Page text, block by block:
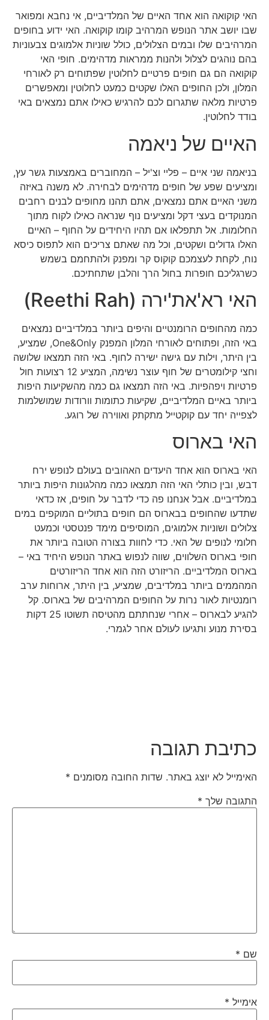
האי קוקואה הוא אחד האיים של המלדיביים, אי נחבא ומפואר
שבו יושב אתר הנופש המרהיב קומו קוקואה. האי ידוע בחופים
המרהיבים שלו ובמים הצלולים, כולל שוניות אלמוגים צבעוניות
בהם נוהגים לצלול ולהנות ממראות מדהימים. חופי האי
קוקואה הם גם חופים פרטיים לחלוטין שפתוחים רק לאורחי
המלון, ולכן החופים האלו שקטים כמעט לחלוטין ומאפשרים
פרטיות מלאה שתגרום לכם להרגיש כאילו אתם נמצאים באי
בודד לחלוטין.
האיים של ניאמה
בניאמה שני איים – פליי וצ'יל – המחוברים באמצעות גשר עץ,
ומציעים שפע של חופים מדהימים לבחירה. לא משנה באיזה
משני האיים אתם נמצאים, אתם תהנו מחופים לבנים רחבים
המנוקדים בעצי דקל ומציעים נוף שנראה כאילו לקוח מתוך
החלומות. אל תתפלאו אם תהיו היחידים על החוף – האיים
האלו גדולים ושקטים, וכל מה שאתם צריכים הוא לתפוס כיסא
נוח, לקחת לעצמכם קוקוס קר ומפנק ולהתחמם בשמש
כשרגליכם חופרות בחול הרך והלבן שתחתיכם.
האי רא'את'ירה (Reethi Rah)
כמה מהחופים הרומנטיים והיפים ביותר במלדיביים נמצאים
באי הזה, ופתוחים לאורחי המלון המפנק One&Only, שמציע,
בין היתר, וילות עם גישה ישירה לחוף. באי הזה תמצאו שלושה
וחצי קילומטרים של חוף עוצר נשימה, המציע 12 רצועות חול
פרטיות ויפהפיות. באי הזה תמצאו גם כמה מהשקיעות היפות
ביותר באיים המלדיביים, שקיעות כתומות וורודות שמושלמות
לצפייה יחד עם קוקטייל מתקתק ואווירה של רוגע.
האי בארוס
האי בארוס הוא אחד היעדים האהובים בעולם לנופש ירח
דבש, ובין כותלי האי הזה תמצאו כמה מהלגונות היפות ביותר
במלדיביים. אבל אנחנו פה כדי לדבר על חופים, אז כדאי
שתדעו שהחופים בבארוס הם חופים בתוליים המוקפים במים
צלולים ושוניות אלמוגים, המוסיפים מימד פנטסטי וכמעט
חלומי לנופים של האי. כדי לחוות בצורה הטובה ביותר את
חופי בארוס השלווים, שווה לנפוש באתר הנופש היחיד באי –
בארוס המלדיביים. הריזורט הזה הוא אחד הריזורטים
המהממים ביותר במלדיבים, שמציע, בין היתר, ארוחות ערב
רומנטיות לאור נרות על החופים המרהיבים של בארוס. קל
להגיע לבארוס – אחרי שנחתתם מהטיסה תשוטו 25 דקות
בסירת מנוע ותגיעו לעולם אחר לגמרי.
כתיבת תגובה
האימייל לא יוצג באתר. שדות החובה מסומנים*
התגובה שלך*
שם*
אימייל*